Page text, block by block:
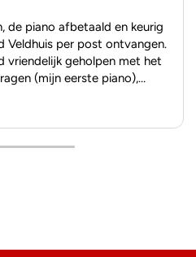
de piano afbetaald en keurig
Veldhuis per post ontvangen.
vriendelijk geholpen met het
(mijn eerste piano),
kooptraject als positief heb